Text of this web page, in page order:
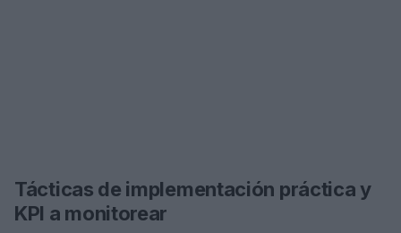
Tácticas de implementación práctica y
KPI a monitorear